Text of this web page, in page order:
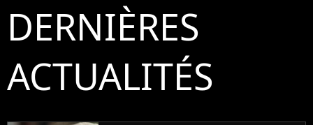
DERNIÈRES
ACTUALITÉS